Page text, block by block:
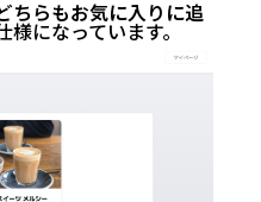
ちらもお気に入りに追
様になっています。